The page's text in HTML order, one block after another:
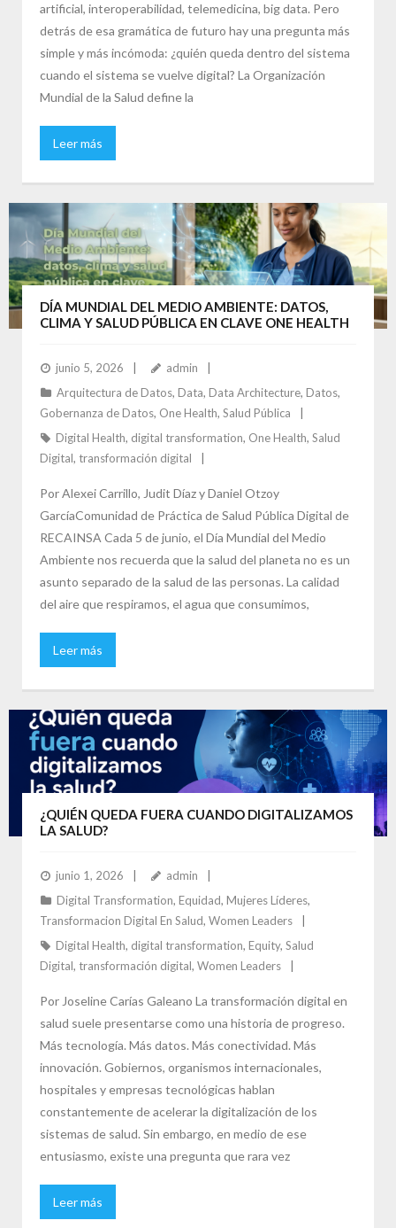
artificial, interoperabilidad, telemedicina, big data. Pero
detrás de esa gramática de futuro hay una pregunta más
simple y más incómoda: ¿quién queda dentro del sistema
cuando el sistema se vuelve digital? La Organización
Mundial de la Salud define la
Leer más
DÍA MUNDIAL DEL MEDIO AMBIENTE: DATOS,
CLIMA Y SALUD PÚBLICA EN CLAVE ONE HEALTH
junio 5, 2026
admin
Arquitectura de Datos, Data, Data Architecture, Datos,
Gobernanza de Datos, One Health, Salud Pública
Digital Health, digital transformation, One Health, Salud
Digital, transformación digital
Por Alexei Carrillo, Judit Díaz y Daniel Otzoy
GarcíaComunidad de Práctica de Salud Pública Digital de
RECAINSA Cada 5 de junio, el Día Mundial del Medio
Ambiente nos recuerda que la salud del planeta no es un
asunto separado de la salud de las personas. La calidad
del aire que respiramos, el agua que consumimos,
Leer más
¿QUIÉN QUEDA FUERA CUANDO DIGITALIZAMOS
LA SALUD?
junio 1, 2026
admin
Digital Transformation, Equidad, Mujeres Líderes,
Transformacion Digital En Salud, Women Leaders
Digital Health, digital transformation, Equity, Salud
Digital, transformación digital, Women Leaders
Por Joseline Carías Galeano La transformación digital en
salud suele presentarse como una historia de progreso.
Más tecnología. Más datos. Más conectividad. Más
innovación. Gobiernos, organismos internacionales,
hospitales y empresas tecnológicas hablan
constantemente de acelerar la digitalización de los
sistemas de salud. Sin embargo, en medio de ese
entusiasmo, existe una pregunta que rara vez
Leer más